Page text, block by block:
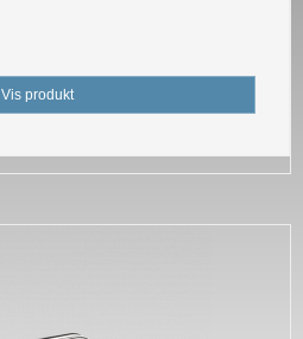
Vis produkt